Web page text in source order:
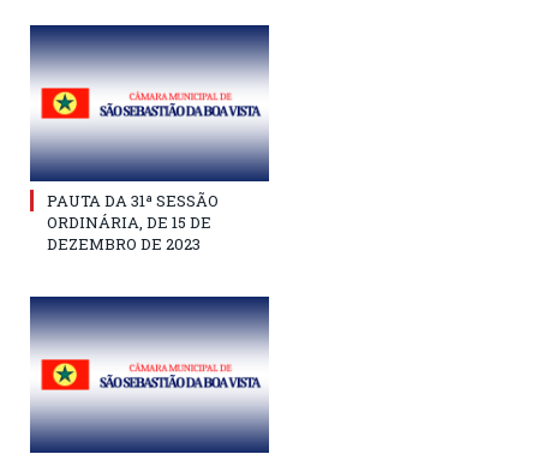
PAUTA DA 31ª SESSÃO
ORDINÁRIA, DE 15 DE
DEZEMBRO DE 2023